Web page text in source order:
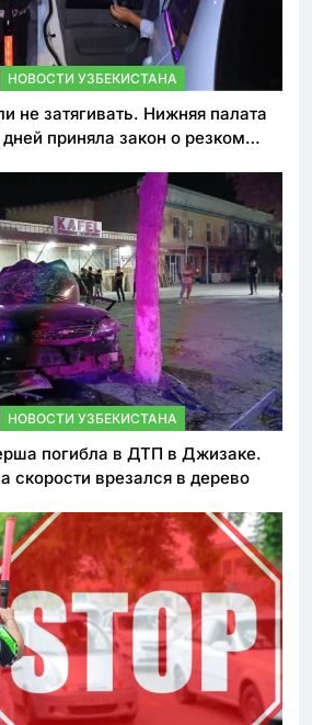
НОВОСТИ УЗБЕКИСТАНА
не затягивать. Нижняя палата
приняла закон о резком
НОВОСТИ УЗБЕКИСТАНА
погибла в ДТП в Джизаке.
скорости врезался в дерево